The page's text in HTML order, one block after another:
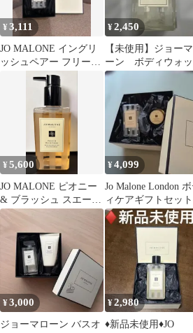
¥3,111
JO MALONE イングリ
ッシュペアー フリージ
ア ボディウォッシュ
¥2,450
【未使用】ジョー
ーン ボディウォッ
ュ 100mL ペアー＆
¥5,600
JO MALONE ピオニー
& ブラッシュ スエード
ボディ&ハンドウォッ
¥4,099
Jo Malone London
ィケアギフトセッ
新品
¥3,000
ジョーマローン バスオ
¥2,980
♦️新品未使用♦️JO